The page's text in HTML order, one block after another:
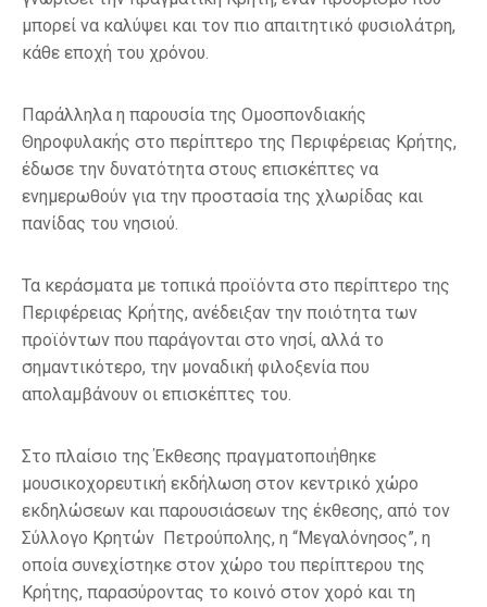
μπορεί να καλύψει και τον πιο απαιτητικό φυσιολάτρη,
κάθε εποχή του χρόνου.
Παράλληλα η παρουσία της Ομοσπονδιακής
Θηροφυλακής στο περίπτερο της Περιφέρειας Κρήτης,
έδωσε την δυνατότητα στους επισκέπτες να
ενημερωθούν για την προστασία της χλωρίδας και
πανίδας του νησιού.
Τα κεράσματα με τοπικά προϊόντα στο περίπτερο της
Περιφέρειας Κρήτης, ανέδειξαν την ποιότητα των
προϊόντων που παράγονται στο νησί, αλλά το
σημαντικότερο, την μοναδική φιλοξενία που
απολαμβάνουν οι επισκέπτες του.
Στο πλαίσιο της Έκθεσης πραγματοποιήθηκε
μουσικοχορευτική εκδήλωση στον κεντρικό χώρο
εκδηλώσεων και παρουσιάσεων της έκθεσης, από τον
Σύλλογο Κρητών Πετρούπολης, η “Μεγαλόνησος”, η
οποία συνεχίστηκε στον χώρο του περίπτερου της
Κρήτης, παρασύροντας το κοινό στον χορό και τη